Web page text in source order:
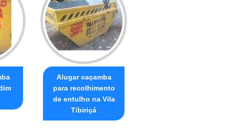
Alugar caçamba
para recolhimento
de entulho na Vila
Tibiriçá